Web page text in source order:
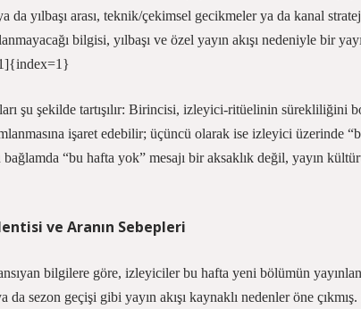
da yılbaşı arası, teknik/çekimsel gecikmeler ya da kanal
bilgisi, yılbaşı ve özel yayın akışı nedeniyle bir
şu şekilde tartışılır: Birincisi, izleyici‑ritüelinin sürekliliğini
işaret edebilir; üçüncü olarak ise izleyici üzerinde
“bu hafta yok” mesajı bir aksaklık değil, yayın
ve Aranın Sebepleri
bilgilere göre, izleyiciler bu hafta yeni bölümün
da sezon geçişi gibi yayın akışı kaynaklı nedenler öne